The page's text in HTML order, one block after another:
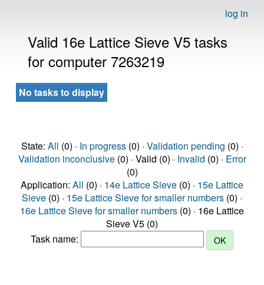
log in
Valid 16e Lattice Sieve V5 tasks
for computer 7263219
No tasks to display
State: All (0) · In progress(0) · Validation pending (0) ·
Validation inconclusive(0) · Valid (0) · Invalid (0) · Error
(0)
Application: All (0) · 14e Lattice Sieve (0) · 15e Lattice
Sieve (0) · 15e Lattice Sieve for smaller numbers (0) ·
16e Lattice Sieve for smaller numbers (0) · 16e Lattice
Sieve V5 (0)
Task name: